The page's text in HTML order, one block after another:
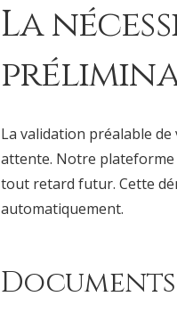
La
La validation préalable
attente. Notre plateforme
tout retard futur. Cette
automatiquement.